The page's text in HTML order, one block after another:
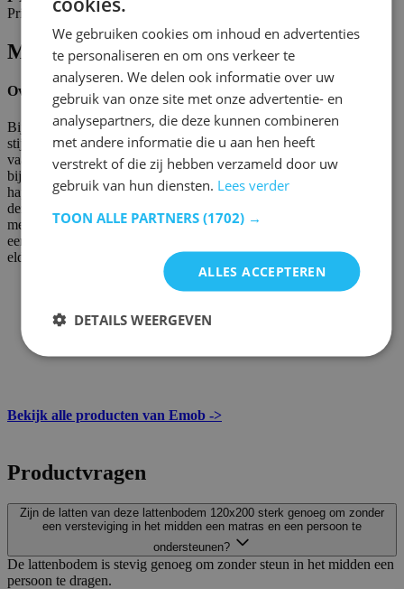
Prima lattenbodem, prima prijs.
Merkeninformatie
Over Emob
Bij Emob vinden we dat iedereen het recht heeft om zijn woning
stijlvol in te richten. Wie op zoek is naar een nieuw interieur, komt
vaak uit bij grote ketens waar de nadruk ligt op massaproductie, of
bij kleinere winkels waar unieke maar dure meubelen vaak een hele
hap uit je budget nemen. Bij Emob verenigen we het beste van
deze 2 werelden onder ons eigen merk. Hier vind je unieke
meubelen die nergens anders verkrijgbaar zijn en toch
een voordeliger prijskaartje hebben dan gelijkaardige producten
elders.
Bekijk alle producten van Emob ->
Productvragen
Zijn de latten van deze lattenbodem 120x200 sterk genoeg om zonder
een versteviging in het midden een matras en een persoon te
ondersteunen?
De lattenbodem is stevig genoeg om zonder steun in het midden een
persoon te dragen.
We gebruiken cookies om inhoud en advertenties
te personaliseren en om ons verkeer te
analyseren. We delen ook informatie over uw
gebruik van onze site met onze advertentie- en
analysepartners, die deze kunnen combineren
met andere informatie die u aan hen heeft
verstrekt of die zij hebben verzameld door uw
gebruik van hun diensten. Lees verder
TOON ALLE PARTNERS (1702) →
ALLES ACCEPTEREN
DETAILS WEERGEVEN